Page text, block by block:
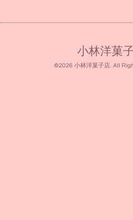
小林洋菓
©2026 小林洋菓子店. All